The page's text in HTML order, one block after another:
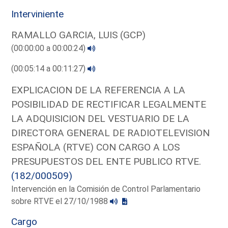
Interviniente
RAMALLO GARCIA, LUIS (GCP)
(00:00:00 a 00:00:24)
(00:05:14 a 00:11:27)
EXPLICACION DE LA REFERENCIA A LA
POSIBILIDAD DE RECTIFICAR LEGALMENTE
LA ADQUISICION DEL VESTUARIO DE LA
DIRECTORA GENERAL DE RADIOTELEVISION
ESPAÑOLA (RTVE) CON CARGO A LOS
PRESUPUESTOS DEL ENTE PUBLICO RTVE.
(182/000509)
Intervención en la Comisión de Control Parlamentario
sobre RTVE el 27/10/1988
Cargo